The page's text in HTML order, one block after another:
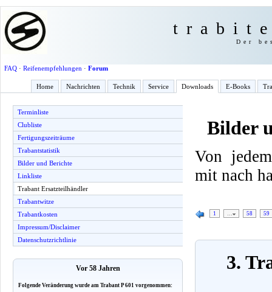
Der
FAQ· Reifenempfehlungen · Forum
Home Nachrichten Technik Service Downloads E-Books
Terminliste
Clubliste
Fertigungszeiträume
Trabantstatistik
Bilder und Berichte
Linkliste
Trabant Ersatzteilhändler
Trabantwitze
Trabantkosten
Impressum/Disclaimer
Datenschutzrichtlinie
Vor 58 Jahren
Folgende Veränderung wurde am Trabant P 601 vorgenommen:
Bilder
Von
mit nach
1 58 59
3.